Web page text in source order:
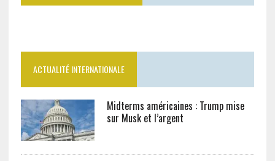
ACTUALITÉ INTERNATIONALE
Midterms américaines : Trump mise
sur Musk et l’argent